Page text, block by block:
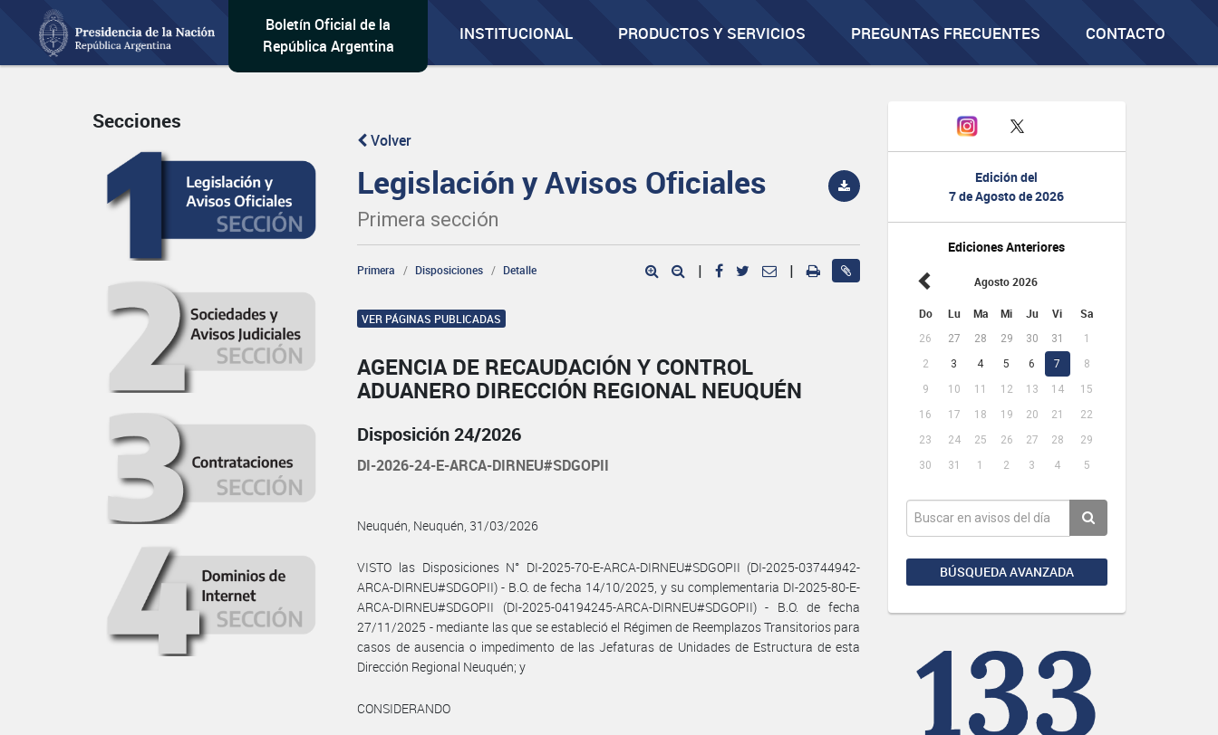
Boletín Oficial de la
República Argentina
INSTITUCIONAL PRODUCTOS Y SERVICIOS PREGUNTAS FRECUENTES CONTACTO
Edición del
7 de Agosto de 2026
Ediciones Anteriores
Agosto 2026
Do Lu Ma Mi Ju Vi Sa
26 27 28 29 30 31
1
2
3 4 5 6 7
8
9
10 11 12 13 14
15
16
17 18 19 20 21
22
23
24 25 26 27 28
29
30
31 1 2 3 4 5
BÚSQUEDA AVANZADA
Secciones
Volver
Legislación y Avisos Oficiales
Primera sección
Primera Disposiciones Detalle | |
VER PÁGINAS PUBLICADAS
AGENCIA DE RECAUDACIÓN Y CONTROL
ADUANERO DIRECCIÓN REGIONAL NEUQUÉN
Disposición 24/2026
DI-2026-24-E-ARCA-DIRNEU#SDGOPII
Neuquén, Neuquén, 31/03/2026
VISTO las Disposiciones N° DI-2025-70-E-ARCA-DIRNEU#SDGOPII (DI-2025-03744942-
ARCA-DIRNEU#SDGOPII) - B.O. de fecha 14/10/2025, y su complementaria DI-2025-80-E-
ARCA-DIRNEU#SDGOPII (DI-2025-04194245-ARCA-DIRNEU#SDGOPII) - B.O. de fecha
27/11/2025 - mediante las que se estableció el Régimen de Reemplazos Transitorios para
casos de ausencia o impedimento de las Jefaturas de Unidades de Estructura de esta
Dirección Regional Neuquén; y
CONSIDERANDO